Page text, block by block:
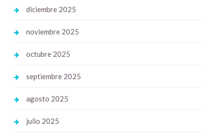
diciembre 2025
noviembre 2025
octubre 2025
septiembre 2025
agosto 2025
julio 2025